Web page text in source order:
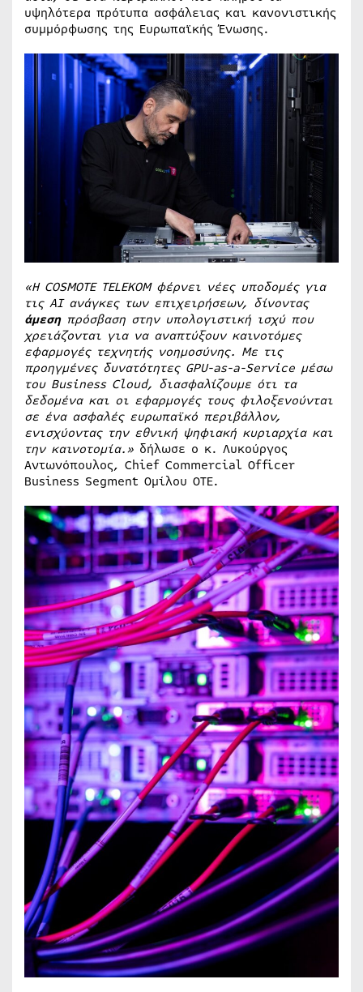
υψηλότερα πρότυπα ασφάλειας και κανονιστικής
συμμόρφωσης της Ευρωπαϊκής Ένωσης.
«Η COSMOTE TELEKOM φέρνει νέες υποδομές για
τις AI ανάγκες των επιχειρήσεων, δίνοντας
άμεσηπρόσβαση στην υπολογιστική ισχύ που
χρειάζονται για να αναπτύξουν καινοτόμες
εφαρμογές τεχνητής νοημοσύνης. Με τις
προηγμένες δυνατότητες GPU-as-a-Service μέσω
του Business Cloud, διασφαλίζουμε ότι τα
δεδομένα και οι εφαρμογές τους φιλοξενούνται
σε ένα ασφαλές ευρωπαϊκό περιβάλλον,
ενισχύοντας την εθνική ψηφιακή κυριαρχία και
την καινοτομία.» δήλωσε ο κ. Λυκούργος
Αντωνόπουλος, Chief Commercial Officer
Business Segment Ομίλου ΟΤΕ.